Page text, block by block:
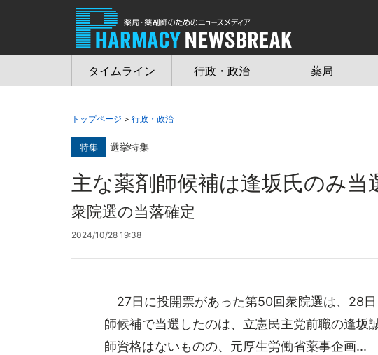
タイムライン 行政・政治 薬局
トップページ > 行政・政治
特集 選挙特集
主な薬剤師候補は逢坂氏のみ当
衆院選の当落確定
2024/10/28 19:38
27日に投開票があった第50回衆院選は、28
師候補で当選したのは、立憲民主党前職の逢坂
師資格はないものの、元厚生労働省薬事企画...